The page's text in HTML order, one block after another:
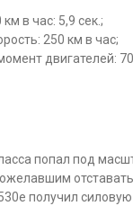
в час: 5,9 сек.;
250 км в час;
двигателей:
попал под
получил